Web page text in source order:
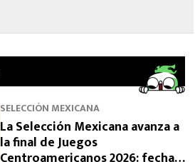
SELECCIÓN MEXICANA
La Selección Mexicana avanza a
la final de Juegos